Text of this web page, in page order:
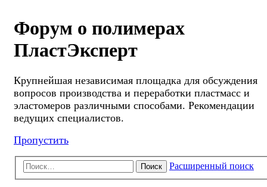
Форум о полимерах
ПластЭксперт
Крупнейшая независимая площадка для обсуждения
вопросов производства и переработки пластмасс и
эластомеров различными способами. Рекомендации
ведущих специалистов.
Пропустить
Поиск Расширенный поиск